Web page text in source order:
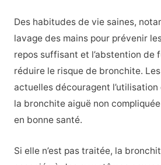
Des habitudes de vie saines,
lavage des mains pour prévenir
repos suffisant et l’abstention de
réduire le risque de bronchite.
actuelles découragent l’utilisation
la bronchite aiguë non
en bonne santé.
Si elle n’est pas traitée, la